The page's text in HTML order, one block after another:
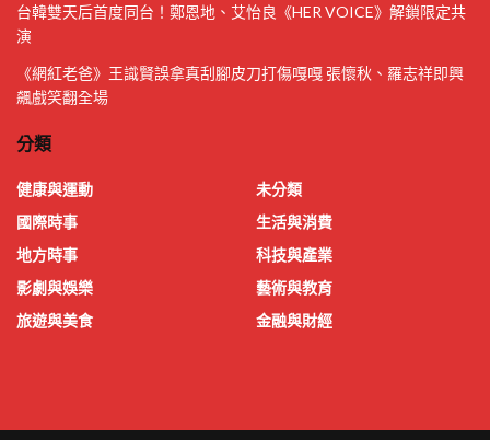
台韓雙天后首度同台！鄭恩地、艾怡良《HER VOICE》解鎖限定共
演
《網紅老爸》王識賢誤拿真刮腳皮刀打傷嘎嘎 張懷秋、羅志祥即興
飆戲笑翻全場
分類
健康與運動
國際時事
地方時事
影劇與娛樂
旅遊與美食
未分類
生活與消費
科技與產業
藝術與教育
金融與財經